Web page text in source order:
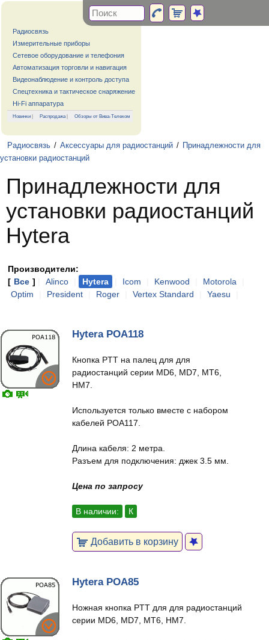
Радиосвязь
Измерительные приборы
Сетевое оборудование и телефония
Автоматизация торговли и навигация
Видеонаблюдение и контроль доступа
Спецтехника и тактическое снаряжение
Hi-Fi аппаратура
Новинки | Распродажа| Обзоры от Вива-Телеком
Радиосвязь / Аксессуары для радиостанций /
Принадлежности для
установки радиостанций
Принадлежности для
установки радиостанций
Hytera
Производители:
[ Все ] Alinco Hytera Icom Kenwood Motorola
Optim
President Roger Vertex Standard Yaesu
Hytera POA118
Кнопка PTT на палец для для
радиостанций серии MD6, MD7, MT6,
HM7.
Используется только вместе с набором
кабелей POA117.
Длина кабеля: 2 метра.
Разъем для подключения: джек 3.5 мм.
Цена по запросу
В наличии: К
Добавить в корзину
Hytera POA85
Ножная кнопка PTT для для радиостанций
серии MD6, MD7, MT6, HM7.